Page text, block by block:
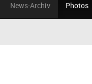
News-Archiv Photos